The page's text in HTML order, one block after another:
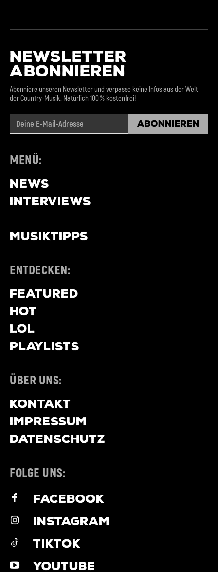
NEWSLETTER
ABONNIEREN
Abonniere unseren Newsletter und verpasse keine Infos aus der Welt
der Country-Musik. Natürlich 100 % kostenfrei!
Abonnieren
MENÜ:
NEWS
INTERVIEWS
MUSIKTIPPS
ENTDECKEN:
FEATURED
HOT
LOL
PLAYLISTS
ÜBER UNS:
KONTAKT
IMPRESSUM
DATENSCHUTZ
FOLGE UNS:
FACEBOOK
INSTAGRAM
TIKTOK
YOUTUBE